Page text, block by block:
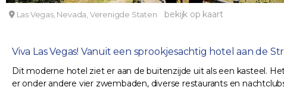
Las Vegas, Nevada, Verenigde Staten bekijk op kaart
Viva Las Vegas! Vanuit een sprookjesachtig hotel aan de
Dit moderne hotel ziet er aan de buitenzijde uit als een kasteel.
er onder andere vier zwembaden, diverse restaurants en